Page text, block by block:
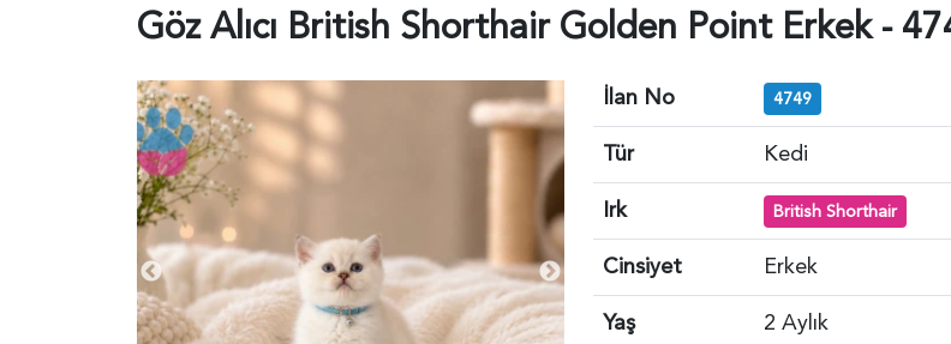
Göz Alıcı British Shorthair Golden Point Erkek -
İlan No 4749
Tür
Kedi
Irk
British Shorthair
Cinsiyet
Erkek
Yaş
2 Aylık